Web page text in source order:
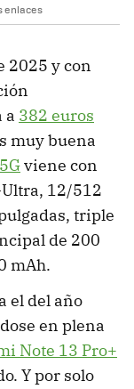
enlaces
2025 y con
a 382 euros
muy buena
viene con
12/512
triple
de 200
mAh.
el del año
en plena
Note 13 Pro+
Y por solo